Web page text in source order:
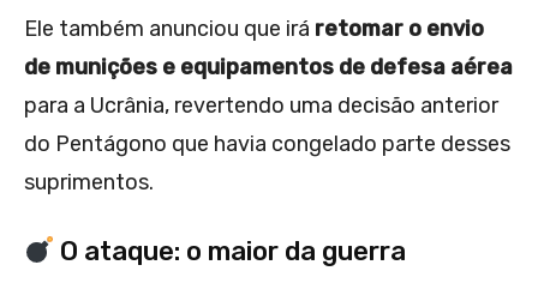
Ele também anunciou que irá retomar o envio
de munições e equipamentos de defesa aérea
para a Ucrânia, revertendo uma decisão anterior
do Pentágono que havia congelado parte desses
suprimentos.
O ataque: o maior da guerra